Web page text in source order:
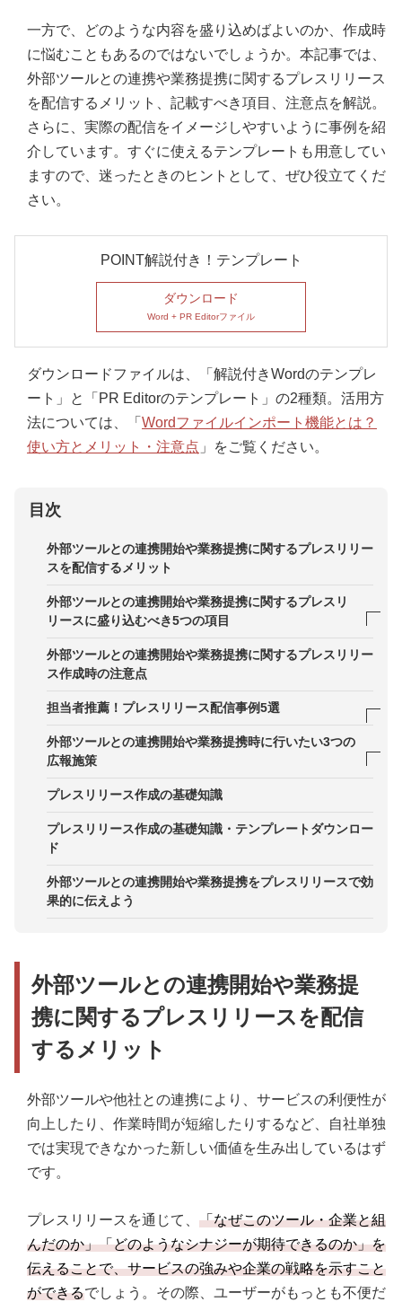
一方で、どのような内容を盛り込めばよいのか、作成時
に悩むこともあるのではないでしょうか。本記事では、
外部ツールとの連携や業務提携に関するプレスリリース
を配信するメリット、記載すべき項目、注意点を解説。
さらに、実際の配信をイメージしやすいように事例を紹
介しています。すぐに使えるテンプレートも用意してい
ますので、迷ったときのヒントとして、ぜひ役立てくだ
さい。
POINT解説付き！テンプレート
ダウンロード
Word + PR Editorファイル
ダウンロードファイルは、「解説付きWordのテンプレ
ート」と「PR Editorのテンプレート」の2種類。活用方
法については、「 Wordファイルインポート機能とは？
使い方とメリット・注意点 」をご覧ください。
目次
外部ツールとの連携開始や業務提携に関するプレスリリー
スを配信するメリット
外部ツールとの連携開始や業務提携に関するプレスリ
リースに盛り込むべき5つの項目
項目1．連携・提携の概要
果
項目5．担当者や代表からのコメント
外部ツールとの連携開始や業務提携に関するプレスリリー
ス作成時の注意点
担当者推薦！プレスリリース配信事例5選
事例1．株式会社Smartpay：業界の課題を背景に記
載
事例2．フリー株式会社：タイトルに重要な情報を
事例4．株式会社バニッシュ・スタンダード：導入
外部ツールとの連携開始や業務提携時に行いたい3つの
広報施策
1．特設サイトの公開
2．共催セミナー・ウェビナーの開催
プレスリリース作成の基礎知識
プレスリリース作成の基礎知識・テンプレートダウンロー
ド
外部ツールとの連携開始や業務提携をプレスリリースで効
果的に伝えよう
外部ツールとの連携開始や業務提
携に関するプレスリリースを配信
するメリット
外部ツールや他社との連携により、サービスの利便性が
向上したり、作業時間が短縮したりするなど、自社単独
では実現できなかった新しい価値を生み出しているはず
です。
プレスリリースを通じて、 「なぜこのツール・企業と組
んだのか」「どのようなシナジーが期待できるのか」を
伝えることで、サービスの強みや企業の戦略を示すこと
ができるでしょう。その際、ユーザーがもっとも不便だ